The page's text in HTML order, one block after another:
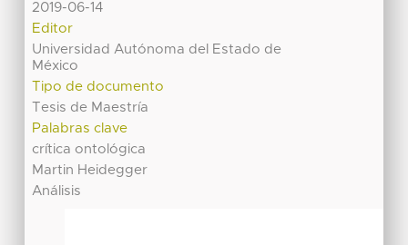
2019-06-14
Editor
Universidad Autónoma del Estado de
México
Tipo de documento
Tesis de Maestría
Palabras clave
crítica ontológica
Martin Heidegger
Análisis